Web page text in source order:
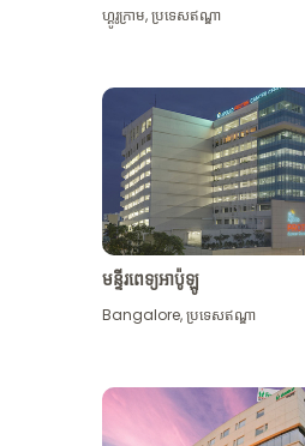
មើល​ច្រើន​ទៀត
ហ្គូរូក្រាម,ប្រទេសឥណ្ឌា
មន្ទីរពេទ្យអាប៉ូឡូ
Bangalore,ប្រទេសឥណ្ឌា